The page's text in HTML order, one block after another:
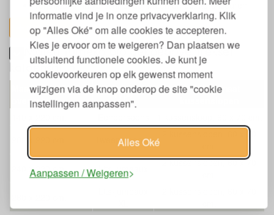
informatie vind je in onze privacyverklaring. Klik
op "Alles Oké" om alle cookies te accepteren.
Kies je ervoor om te weigeren? Dan plaatsen we
uitsluitend functionele cookies. Je kunt je
cookievoorkeuren op elk gewenst moment
wijzigen via de knop onderop de site "cookie
instellingen aanpassen".
Alles Oké
Aanpassen / Weigeren
Verkrijgbaar in verschillende maten en donkere kleuren
toon alles
Maten Yumeko bio dekbedovertrekset
katoensatijn
Maat dekbed
overtrek
Type
Aantal en maat
Tweepersoons
2 kussenslopen, 60 x 70
240 x 220 cm.
Lits-jumeaux
2 kussenslopen, 60 x 70